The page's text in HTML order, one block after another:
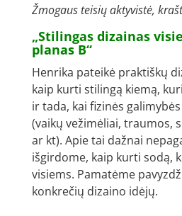
Žmogaus teisių aktyvistė,
„Stilingas dizainas
planas B“
Henrika pateikė praktiškų
kaip kurti stilingą kiemą,
ir tada, kai fizinės
(vaikų vežimėliai, traumos,
ar kt). Apie tai dažnai
išgirdome, kaip kurti sodą,
visiems. Pamatėme
konkrečių dizaino idėjų.